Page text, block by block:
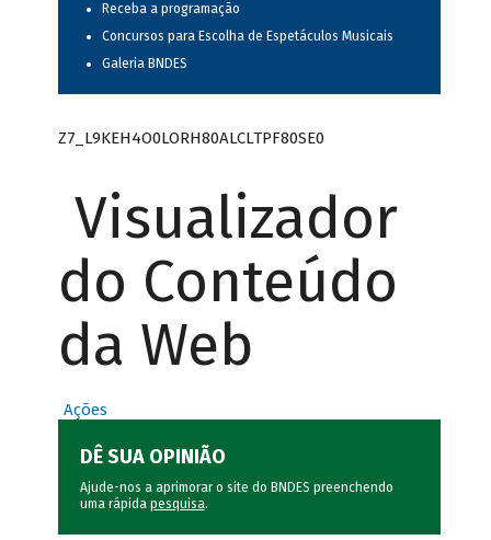
Receba a programação
Concursos para Escolha de Espetáculos Musicais
Galeria BNDES
Z7_L9KEH4O0LORH80ALCLTPF80SE0
Visualizador
do Conteúdo
da Web
Ações
DÊ SUA OPINIÃO
Ajude-nos a aprimorar o site do BNDES preenchendo
uma rápida pesquisa.